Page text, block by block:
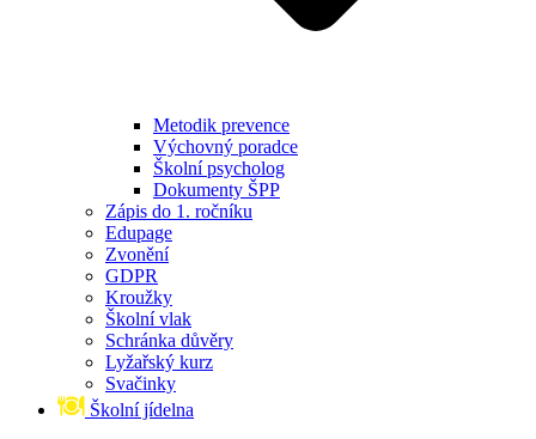
Metodik prevence
Výchovný poradce
Školní psycholog
Dokumenty ŠPP
Zápis do 1. ročníku
Edupage
Zvonění
GDPR
Kroužky
Školní vlak
Schránka důvěry
Lyžařský kurz
Svačinky
Školní jídelna